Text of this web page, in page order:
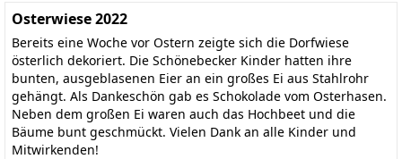
Osterwiese 2022
Bereits eine Woche vor Ostern zeigte sich die Dorfwiese
österlich dekoriert. Die Schönebecker Kinder hatten ihre
bunten, ausgeblasenen Eier an ein großes Ei aus Stahlrohr
gehängt. Als Dankeschön gab es Schokolade vom Osterhasen.
Neben dem großen Ei waren auch das Hochbeet und die
Bäume bunt geschmückt. Vielen Dank an alle Kinder und
Mitwirkenden!